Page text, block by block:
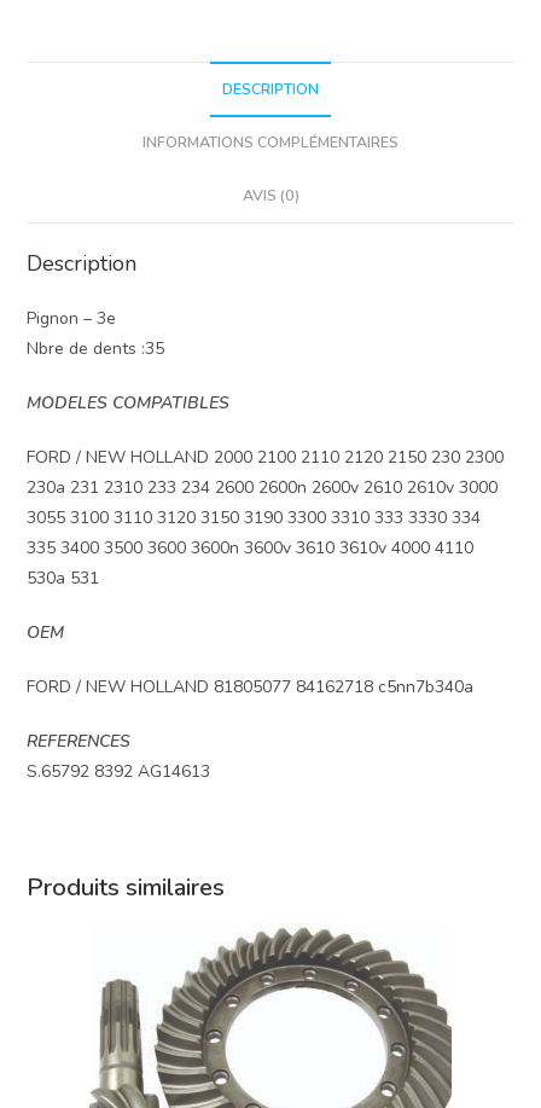
DESCRIPTION
INFORMATIONS COMPLÉMENTAIRES
AVIS (0)
Description
Pignon – 3e
Nbre de dents :35
MODELES COMPATIBLES
FORD / NEW HOLLAND 2000 2100 2110 2120 2150 230 2300
230a 231 2310 233 234 2600 2600n 2600v 2610 2610v 3000
3055 3100 3110 3120 3150 3190 3300 3310 333 3330 334
335 3400 3500 3600 3600n 3600v 3610 3610v 4000 4110
530a 531
OEM
FORD / NEW HOLLAND 81805077 84162718 c5nn7b340a
REFERENCES
S.65792 8392 AG14613
Produits similaires